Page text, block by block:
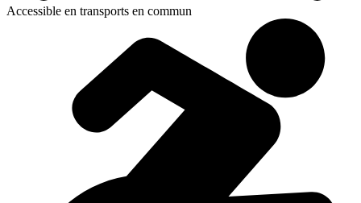
Accessible en transports en commun